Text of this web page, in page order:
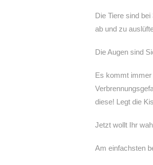
Die Tiere sind
ab und zu
Die Augen sind
Es kommt immer
diese! Legt die
Jetzt wollt Ihr
Am einfachsten